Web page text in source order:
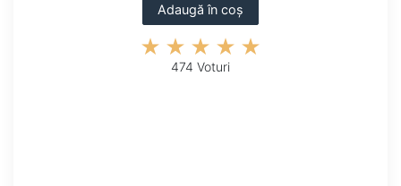
Adaugă în coș
474 Voturi